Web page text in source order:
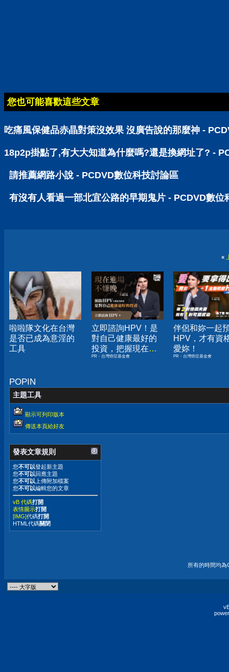
您也可能喜歡這些文章
吃痛風保健品赤晶對策沒效果 沒廣告說的那麼神 -
18p2p掛點了,有大大知道為什麼嗎?還是換網址了? -
請推薦網路小說 - PCDVD數位科技討論區
有沒有人看過一部北宜公路的早期鬼片 - PCDVD數位
«
啦啦隊文化在台灣
是否已成為意淫的
工具
立即諮詢HPV！是
對自己健康最好的
投資，把握現在不
嫌晚！
PR・台灣癌症基金會
伴侶和妳一起
HPV，才有資
愛妳！
PR・台灣癌症基金會
POPIN
主題工具
顯示可列印版本
傳送本頁給好友
發表文章規則
您不可以發起新主題
您不可以回應主題
您不可以 上傳附加檔案
您不可以編輯您的文章
vB 代碼打開
表情圖示打開
[IMG]代碼打開
HTML代碼關閉
所有的時間均為